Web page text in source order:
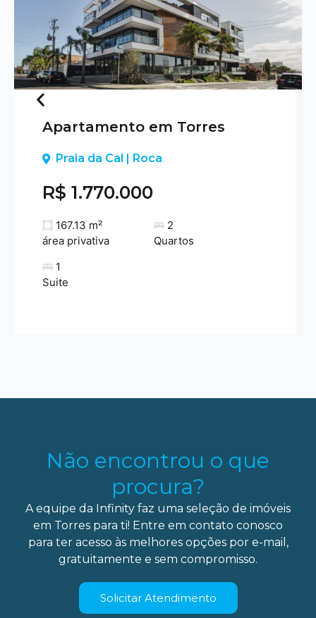
Previous
Apartamento em Torres
Praia da Cal | Roca
R$ 1.770.000
167.13 m²
área privativa
2
Quartos
1
Suite
Não encontrou o que
procura?
A equipe da Infinity faz uma seleção de imóveis
em Torres para ti! Entre em contato conosco
para ter acesso às melhores opções por e-mail,
gratuitamente e sem compromisso.
Solicitar Atendimento